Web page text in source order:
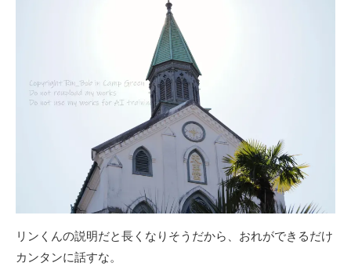
リンくんの説明だと長くなりそうだから、おれができるだけ
カンタンに話すな。